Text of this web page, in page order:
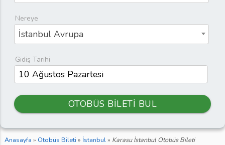
Nereye
İstanbul Avrupa
Gidiş Tarihi
OTOBÜS BİLETİ BUL
Anasayfa » Otobüs Bileti » İstanbul» Karasu İstanbul Otobüs Bileti